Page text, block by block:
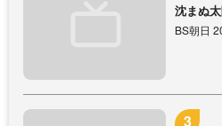
沈まぬ
BS朝日